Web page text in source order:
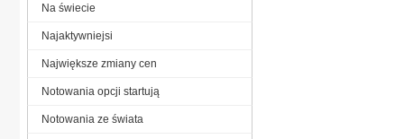
Na świecie
Najaktywniejsi
Największe zmiany cen
Notowania opcji startują
Notowania ze świata